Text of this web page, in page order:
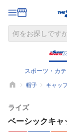
スポーツ・カテ
帽子 キャッ
ライズ
ベーシックキ